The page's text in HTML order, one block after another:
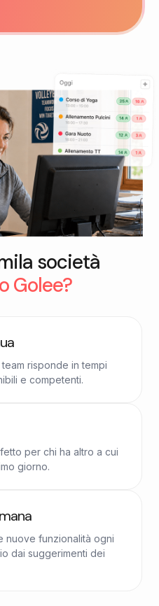
società
Golee?
risponde in tempi
e competenti.
per chi ha altro a cui
giorno.
nuove funzionalità ogni
dai suggerimenti dei